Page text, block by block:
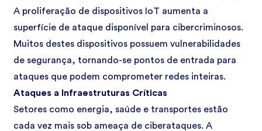
A proliferação de dispositivos IoT aumenta a
superfície de ataque disponível para cibercriminosos.
Muitos destes dispositivos possuem vulnerabilidades
de segurança, tornando-se pontos de entrada para
ataques que podem comprometer redes inteiras.
Ataques a Infraestruturas Críticas
Setores como energia, saúde e transportes estão
cada vez mais sob ameaça de ciberataques. A